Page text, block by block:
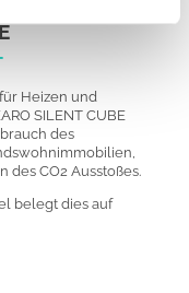
Heizen und
SILENT CUBE
des
des CO2 Ausstoßes.
belegt dies auf